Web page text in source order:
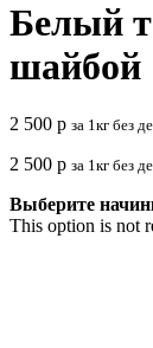
Белый
шайбой
2 500 р за 1кг без
2 500 р за 1кг без
Выберите
This option is not